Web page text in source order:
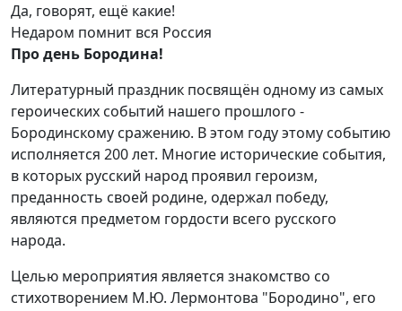
Да, говорят, ещё какие!
Недаром помнит вся Россия
Про день Бородина!
Литературный праздник посвящён одному из самых
героических событий нашего прошлого -
Бородинскому сражению. В этом году этому событию
исполняется 200 лет. Многие исторические события,
в которых русский народ проявил героизм,
преданность своей родине, одержал победу,
являются предметом гордости всего русского
народа.
Целью мероприятия является знакомство со
стихотворением М.Ю. Лермонтова "Бородино", его